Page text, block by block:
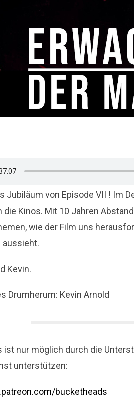
Jubiläum von Episode VII ! Im
die Kinos. Mit 10 Jahren
wie der Film uns
aussieht.
Kevin.
Drumherum: Kevin Arnold
ist nur möglich durch die
unterstützen:
bucketheads